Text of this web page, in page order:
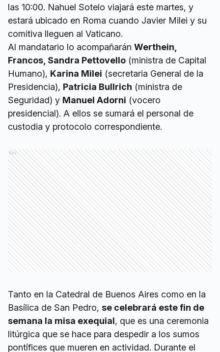
las 10:00. Nahuel Sotelo viajará este martes, y
estará ubicado en Roma cuando Javier Milei y su
comitiva lleguen al Vaticano.
Al mandatario lo acompañarán Werthein,
Francos, Sandra Pettovello (ministra de Capital
Humano), Karina Milei (secretaria General de la
Presidencia), Patricia Bullrich (ministra de
Seguridad) y Manuel Adorni (vocero
presidencial). A ellos se sumará el personal de
custodia y protocolo correspondiente.
Ads
Tanto en la Catedral de Buenos Aires como en la
Basílica de San Pedro, se celebrará este fin de
semana la misa exequial, que es una ceremonia
litúrgica que se hace para despedir a los sumos
pontífices que mueren en actividad. Durante el